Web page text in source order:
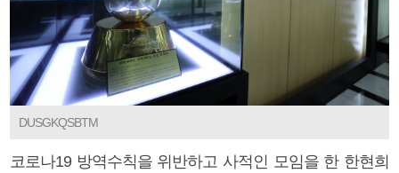
DUSGKQSBTM
코로나19 방역수칙을 위반하고 사적인 모임을 한 한현희